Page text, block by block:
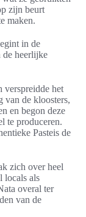
zijn beurt
maken.
in de
de heerlijke
verspreidde het
van de kloosters,
en begon deze
te produceren.
Pasteis de
zich over heel
locals als
overal ter
van de